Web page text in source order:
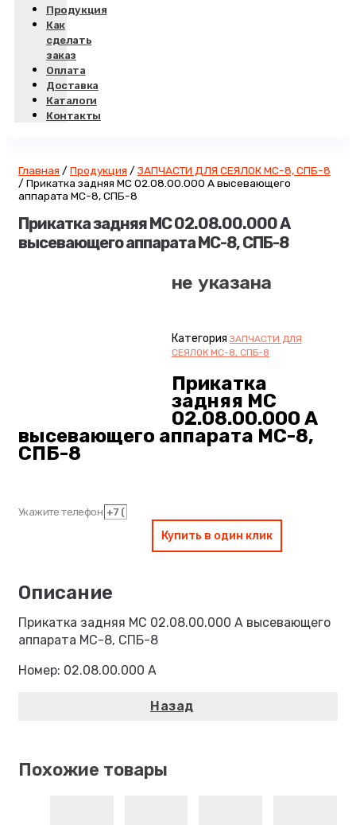
Продукция
Как
сделать
заказ
Оплата
Доставка
Каталоги
Контакты
Главная / Продукция / ЗАПЧАСТИ ДЛЯ СЕЯЛОК МС-8, СПБ-8
/ Прикатка задняя МС 02.08.00.000 А высевающего
аппарата МС-8, СПБ-8
Прикатка задняя МС 02.08.00.000 А
высевающего аппарата МС-8, СПБ-8
не указана
Категория ЗАПЧАСТИ ДЛЯ
СЕЯЛОК МС-8, СПБ-8
Прикатка
задняя МС
02.08.00.000 А
высевающего аппарата МС-8,
СПБ-8
Укажите телефон
Купить в один клик
Прикатка задняя МС 02.08.00.000 А высевающего
аппарата МС-8, СПБ-8
Номер: 02.08.00.000 А
Похожие товары